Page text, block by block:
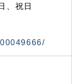
、祝日